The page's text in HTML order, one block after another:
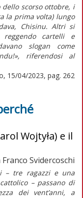
scorso ottobre, i
la prima volta) lungo
Chisinu. Altri si
reggendo cartelli e
slogan come
riferendosi al
15/04/2023, pag. 262
Wojtyła) e il
Franco Svidercoschi
– tre ragazzi e una
– passano di
dei vent’anni, a